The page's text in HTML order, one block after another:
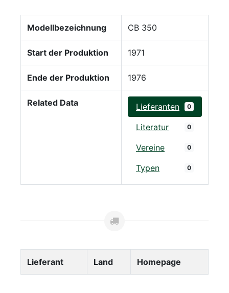
Modellbezeichnung CB 350
Start der Produktion 1971
Ende der Produktion 1976
Related Data 0
Lieferanten
0
Literatur
0
Vereine
0
Typen
Lieferant Land Homepage